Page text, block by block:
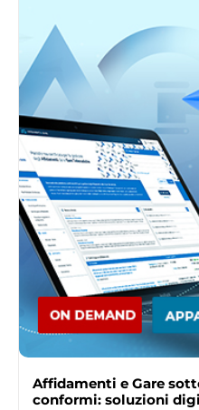
Affidamenti e Gare
conformi: soluzioni